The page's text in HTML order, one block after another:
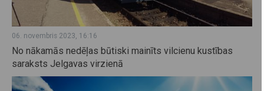
06. novembris 2023, 16:16
No nākamās nedēļas būtiski mainīts vilcienu kustības
saraksts Jelgavas virzienā